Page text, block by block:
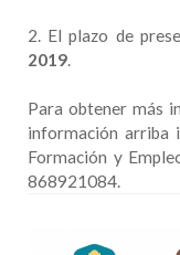
2. El plazo de
2019.
Para obtener más
información arriba
Formación y
868921084.